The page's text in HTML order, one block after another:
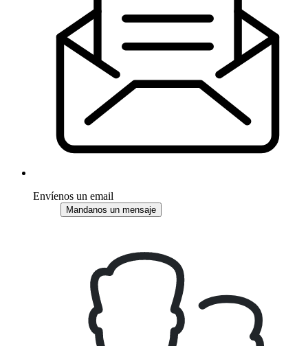
Envíenos un email
Mandanos un mensaje